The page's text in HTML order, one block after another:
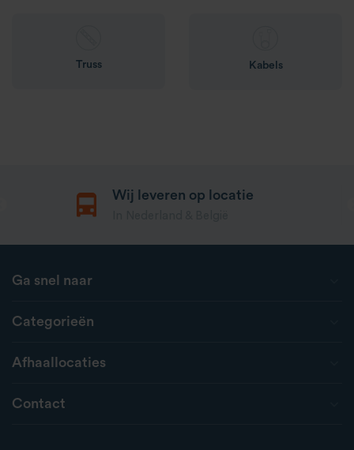
Truss Kabels
Wij leveren op locatie
Ga snel naar
Categorieën
Afhaallocaties
Contact